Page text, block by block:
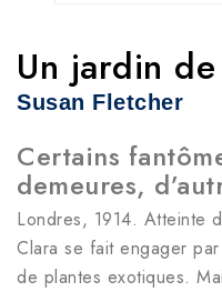
Un jardin
Susan Fletcher
Certains
demeures,
Londres, 1914. Atteinte
Clara se fait engager
de plantes exotiques.